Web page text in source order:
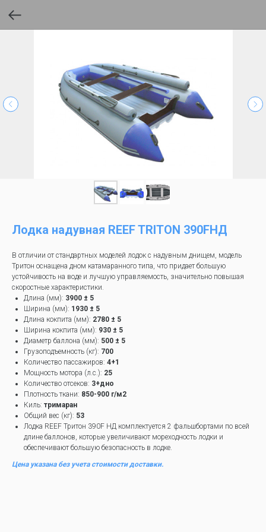
Лодка надувная REEF TRITON 390FНД
В отличии от стандартных моделей лодок с надувным днищем, модель
Тритон оснащена дном катамаранного типа, что придает большую
устойчивость на воде и лучшую управляемость, значительно повышая
скоростные характеристики.
Длина (мм): 3900 ± 5
Ширина (мм): 1930 ± 5
Длина кокпита (мм): 2780 ± 5
Ширина кокпита (мм): 930 ± 5
Диаметр баллона (мм): 500 ± 5
Грузоподъемность (кг): 700
Количество пассажиров: 4+1
Мощность мотора (л.с.): 25
Количество отсеков: 3+дно
Плотность ткани: 850-900 г/м2
Киль: тримаран
Общий вес (кг): 53
Лодка REEF Тритон 390F НД комплектуется 2 фальшбортами по всей
длине баллонов, которые увеличивают мореходность лодки и
обеспечивают большую безопасность в лодке.
Цена указана без учета стоимости доставки.